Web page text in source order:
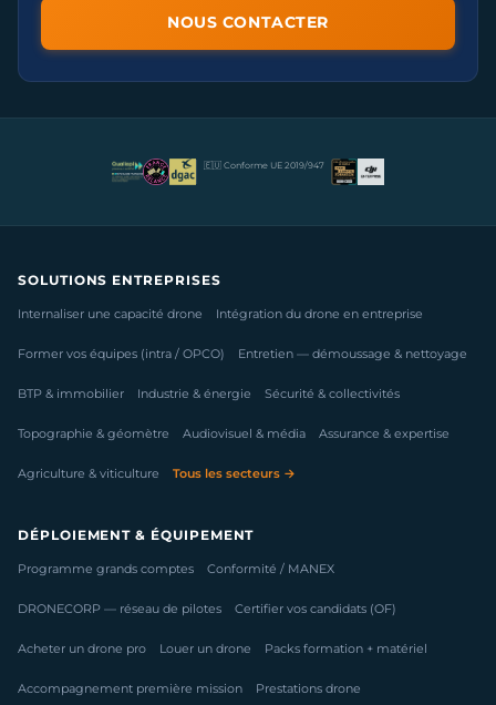
NOUS CONTACTER
🇪🇺 Conforme UE 2019/947
SOLUTIONS ENTREPRISES
Internaliser une capacité drone Intégration du drone en entreprise
Former vos équipes (intra / OPCO) Entretien — démoussage & nettoyage
BTP & immobilier Industrie & énergie Sécurité & collectivités
Topographie & géomètre Audiovisuel & média Assurance & expertise
Agriculture & viticulture Tous les secteurs →
DÉPLOIEMENT & ÉQUIPEMENT
Programme grands comptes Conformité / MANEX
DRONECORP — réseau de pilotes Certifier vos candidats (OF)
Acheter un drone pro Louer un drone Packs formation + matériel
Accompagnement première mission Prestations drone